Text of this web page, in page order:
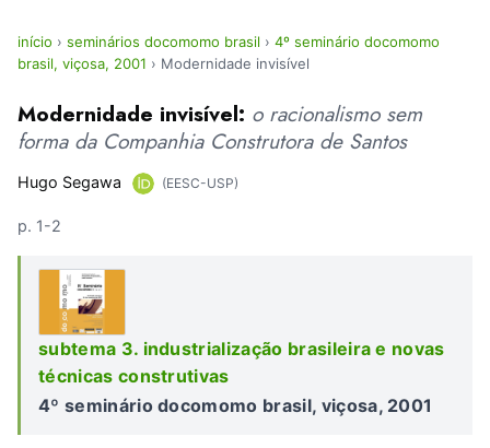
início › seminários docomomo brasil › 4º seminário docomomo
brasil, viçosa, 2001 › Modernidade invisível
Modernidade invisível: o racionalismo sem
forma da Companhia Construtora de Santos
Hugo Segawa (EESC-USP)
p. 1-2
subtema 3. industrialização brasileira e novas
técnicas construtivas
4º seminário docomomo brasil, viçosa, 2001